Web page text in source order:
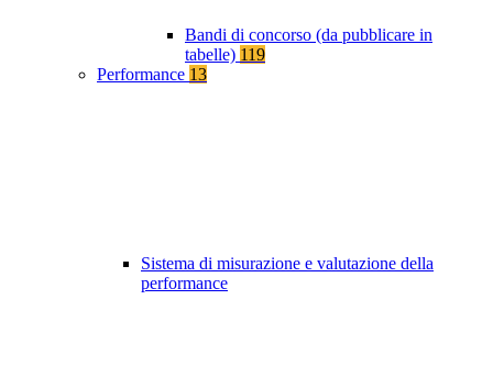
Bandi di concorso (da pubblicare in
tabelle) 119
Performance 13
Sistema di misurazione e valutazione della
performance